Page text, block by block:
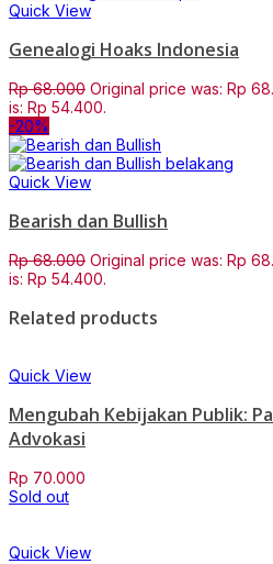
Quick View
Genealogi Hoaks Indonesia
Rp68.000 Original price was: Rp
is: Rp 54.400.
-20%
Quick View
Bearish dan Bullish
Rp68.000 Original price was: Rp
is: Rp 54.400.
Related products
Quick View
Mengubah Kebijakan Publik:
Advokasi
Rp 70.000
Sold out
Quick View